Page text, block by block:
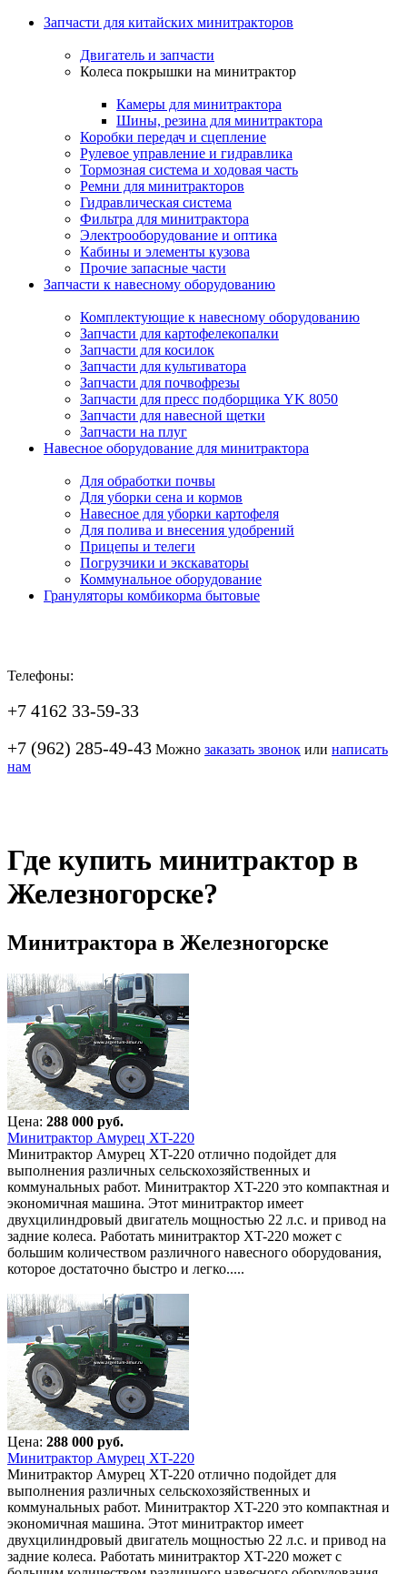
Запчасти для китайских минитракторов
Двигатель и запчасти
Колеса покрышки на минитрактор
Камеры для минитрактора
Шины, резина для минитрактора
Коробки передач и сцепление
Рулевое управление и гидравлика
Тормозная система и ходовая часть
Ремни для минитракторов
Гидравлическая система
Фильтра для минитрактора
Электрооборудование и оптика
Кабины и элементы кузова
Прочие запасные части
Запчасти к навесному оборудованию
Комплектующие к навесному оборудованию
Запчасти для картофелекопалки
Запчасти для косилок
Запчасти для культиватора
Запчасти для почвофрезы
Запчасти для пресс подборщика YK 8050
Запчасти для навесной щетки
Запчасти на плуг
Навесное оборудование для минитрактора
Для обработки почвы
Для уборки сена и кормов
Навесное для уборки картофеля
Для полива и внесения удобрений
Прицепы и телеги
Погрузчики и экскаваторы
Коммунальное оборудование
Грануляторы комбикорма бытовые
Телефоны:
+7 4162 33-59-33
+7 (962) 285-49-43 Можно заказать звонок или написать
нам
Где купить минитрактор в
Железногорске?
Минитрактора в Железногорске
Цена: 288 000 руб.
Минитрактор Амурец XT-220
Минитрактор Амурец XT-220 отлично подойдет для
выполнения различных сельскохозяйственных и
коммунальных работ. Минитрактор XT-220 это компактная и
экономичная машина. Этот минитрактор имеет
двухцилиндровый двигатель мощностью 22 л.с. и привод на
задние колеса. Работать минитрактор XT-220 может с
большим количеством различного навесного оборудования,
которое достаточно быстро и легко.....
Цена: 288 000 руб.
Минитрактор Амурец XT-220
Минитрактор Амурец XT-220 отлично подойдет для
выполнения различных сельскохозяйственных и
коммунальных работ. Минитрактор XT-220 это компактная и
экономичная машина. Этот минитрактор имеет
двухцилиндровый двигатель мощностью 22 л.с. и привод на
задние колеса. Работать минитрактор XT-220 может с